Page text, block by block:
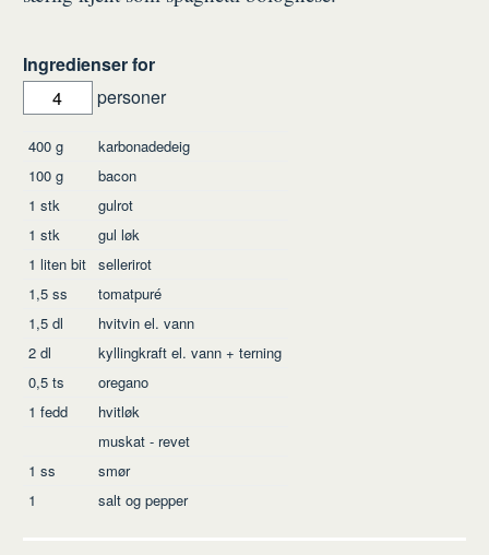
Ingredienser for
personer
Ingredienser
400g
karbonadedeig
100g
bacon
1 stk
gulrot
1 stk
gul løk
1 liten bit sellerirot
1,5ss
tomatpuré
1,5dl
hvitvin el. vann
2dl
kyllingkraft el. vann + terning
0,5ts
oregano
1 fedd
hvitløk
muskat - revet
1 ss
smør
1
salt og pepper